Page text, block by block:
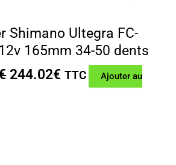
Shimano Ultegra FC-
165mm 34-50 dents
Le
244.02€ Le
TTC
Ajouter au